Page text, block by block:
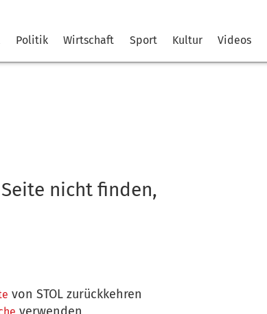
Politik Wirtschaft Sport Kultur Videos
nicht finden,
von STOL zurückkehren